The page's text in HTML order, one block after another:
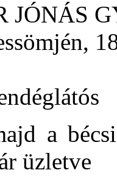
JÓNÁS
a
üzletve